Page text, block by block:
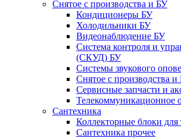
Снятое с производства и БУ
Кондиционеры БУ
Холодильники БУ
Видеонаблюдение БУ
Система контроля и
(СКУД) БУ
Системы звукового
Снятое с производства
Сервисные запчасти и
Телекоммуникационное
Сантехника
Коллекторные блоки для
Сантехника прочее